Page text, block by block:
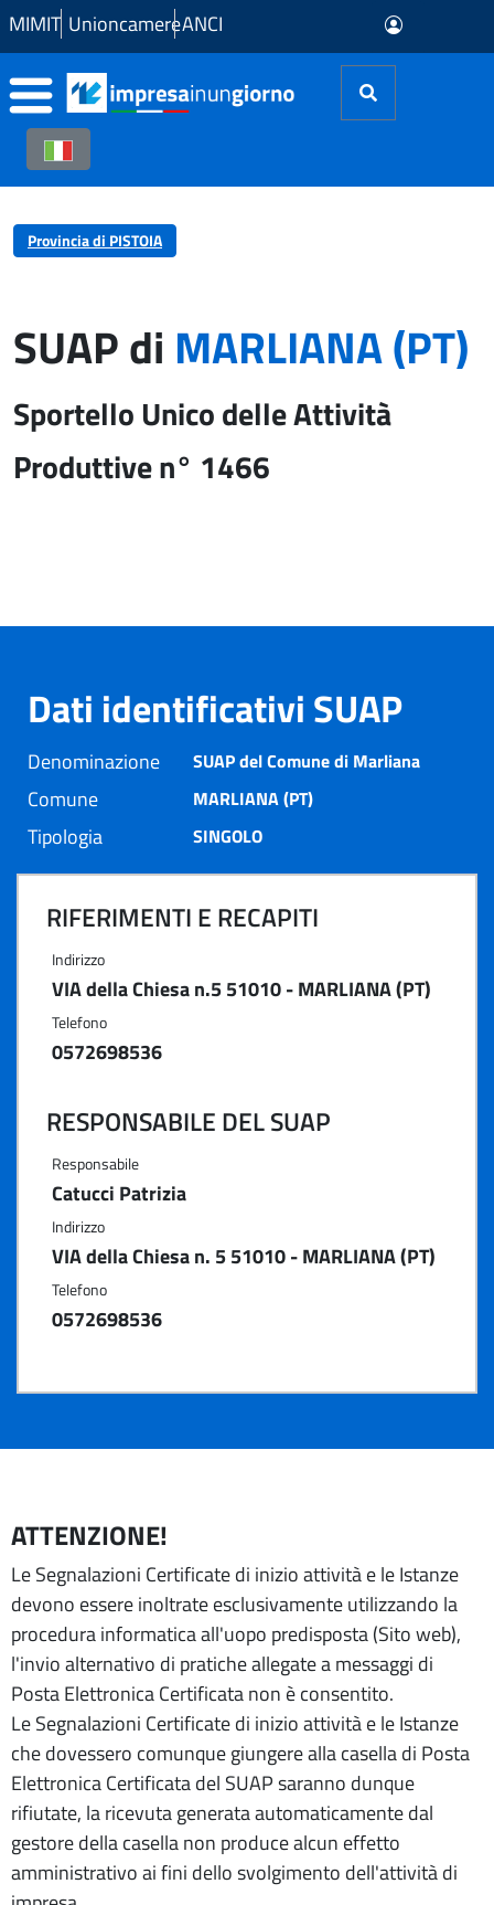
Skip to Main Content
MIMIT UnioncamereANCI
Provincia di PISTOIA
SUAP di MARLIANA (PT)
Sportello Unico delle Attività
Produttive n° 1466
Dati identificativi SUAP
Denominazione SUAP del Comune di Marliana
Comune MARLIANA (PT)
Tipologia SINGOLO
RIFERIMENTI E RECAPITI
Indirizzo
VIA della Chiesa n.5 51010 - MARLIANA (PT)
Telefono
0572698536
RESPONSABILE DEL SUAP
Responsabile
Catucci Patrizia
Indirizzo
VIA della Chiesa n. 5 51010 - MARLIANA (PT)
Telefono
0572698536
ATTENZIONE!
Le Segnalazioni Certificate di inizio attività e le Istanze
devono essere inoltrate esclusivamente utilizzando la
procedura informatica all'uopo predisposta (Sito web),
l'invio alternativo di pratiche allegate a messaggi di
Posta Elettronica Certificata non è consentito.
Le Segnalazioni Certificate di inizio attività e le Istanze
che dovessero comunque giungere alla casella di Posta
Elettronica Certificata del SUAP saranno dunque
rifiutate, la ricevuta generata automaticamente dal
gestore della casella non produce alcun effetto
amministrativo ai fini dello svolgimento dell'attività di